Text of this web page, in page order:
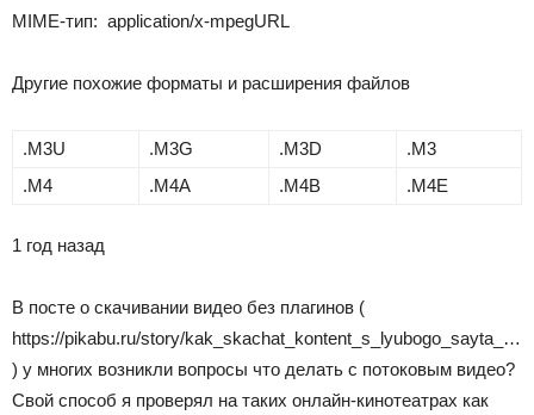
MIME-тип: application/x-mpegURL
Другие похожие форматы и расширения файлов
.M3U .M3G .M3D
.M3
.M4
.M4A .M4B .M4E
1 год назад
В посте о скачивании видео без плагинов (
https://pikabu.ru/story/kak_skachat_kontent_s_lyubogo_sayta_…
) у многих возникли вопросы что делать с потоковым видео?
Свой способ я проверял на таких онлайн-кинотеатрах как